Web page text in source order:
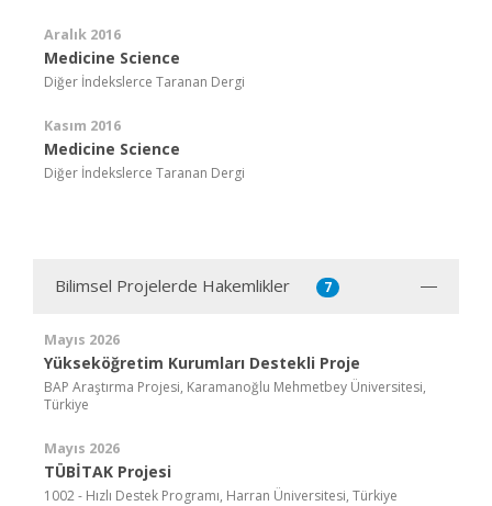
Aralık 2016
Medicine Science
Diğer İndekslerce Taranan Dergi
Kasım 2016
Medicine Science
Diğer İndekslerce Taranan Dergi
Bilimsel Projelerde Hakemlikler 7
Mayıs 2026
Yükseköğretim Kurumları Destekli Proje
BAP Araştırma Projesi, Karamanoğlu Mehmetbey Üniversitesi,
Türkiye
Mayıs 2026
TÜBİTAK Projesi
1002 - Hızlı Destek Programı, Harran Üniversitesi, Türkiye